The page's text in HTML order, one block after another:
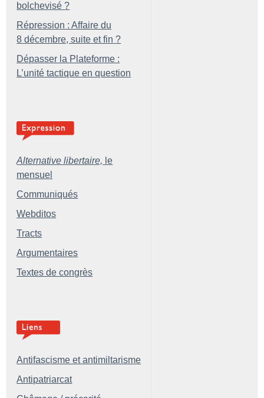
bolchevisé ?
Répression : Affaire du
8 décembre, suite et fin ?
Dépasser la Plateforme :
L’unité tactique en question
Alternative libertaire, le
mensuel
Communiqués
Webditos
Tracts
Argumentaires
Textes de congrès
Antifascisme et antimiltarisme
Antipatriarcat